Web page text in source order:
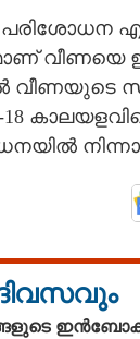
18
ദിവസവും